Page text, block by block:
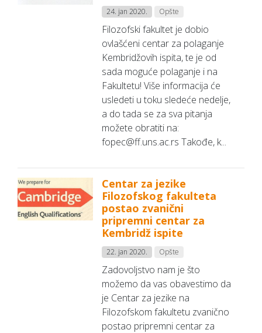
24. jan 2020. Opšte
Filozofski fakultet je dobio
ovlašćeni centar za polaganje
Kembridžovih ispita, te je od
sada moguće polaganje i na
Fakultetu! Više informacija će
usledeti u toku sledeće nedelje,
a do tada se za sva pitanja
možete obratiti na:
fopec@ff.uns.ac.rs Takođe, k...
Centar za jezike
Filozofskog fakulteta
postao zvanični
pripremni centar za
Kembridž ispite
22. jan 2020. Opšte
Zadovoljstvo nam je što
možemo da vas obavestimo da
je Centar za jezike na
Filozofskom fakultetu zvanično
postao pripremni centar za